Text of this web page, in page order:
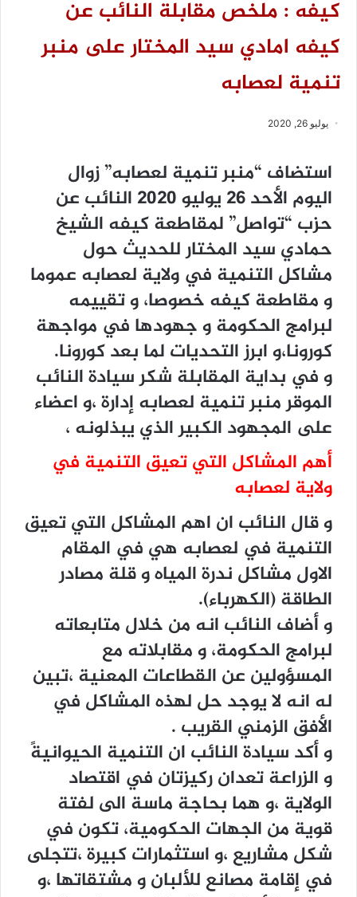
كيفه : ملخص مقابلة النائب عن
كيفه امادي سيد المختار على منبر
تنمية لعصابه
يوليو 26, 2020
استضاف “منبر تنمية لعصابه” زوال
اليوم الأحد 26 يوليو 2020 النائب عن
حزب “تواصل” لمقاطعة كيفه الشيخ
حمادي سيد المختار للحديث حول
مشاكل التنمية في ولاية لعصابه عموما
و مقاطعة كيفه خصوصا، و تقييمه
لبرامج الحكومة و جهودها في مواجهة
كورونا،و ابرز التحديات لما بعد كورونا.
و في بداية المقابلة شكر سيادة النائب
الموقر منبر تنمية لعصابه إدارة ،و اعضاء
على المجهود الكبير الذي يبذلونه ،
أهم المشاكل التي تعيق التنمية في
ولاية لعصابه
و قال النائب ان اهم المشاكل التي تعيق
التنمية في لعصابه هي في المقام
الاول مشاكل ندرة المياه و قلة مصادر
الطاقة (الكهرباء).
و أضاف النائب انه من خلال متابعاته
لبرامج الحكومة، و مقابلاته مع
المسؤولين عن القطاعات المعنية ،تبين
له انه لا يوجد حل لهذه المشاكل في
الأفق الزمني القريب .
و أكد سيادة النائب ان التنمية الحيوانيةً
و الزراعة تعدان ركيزتان في اقتصاد
الولاية ،و هما بحاجة ماسة الى لفتة
قوية من الجهات الحكومية، تكون في
شكل مشاريع ،و استثمارات كبيرة ،تتجلى
في إقامة مصانع للألبان و مشتقاتها ،و